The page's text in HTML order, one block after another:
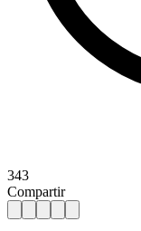
343
Compartir